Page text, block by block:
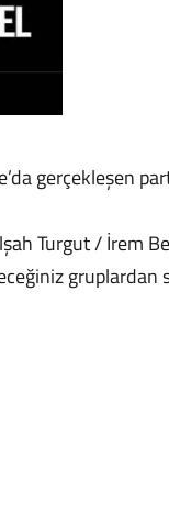
gerçekleşen
Turgut / İrem
gruplardan